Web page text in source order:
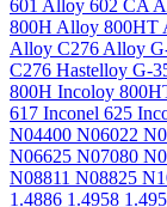
601 Alloy 602 CA
800H Alloy 800HT
Alloy C276 Alloy
C276 Hastelloy G-
800H Incoloy
617 Inconel 625
N04400 N06022
N06625 N07080
N08811 N08825
1.4886 1.4958